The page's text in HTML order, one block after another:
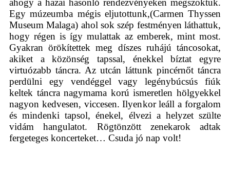
ahogy a hazai hasonló rendezvényeken megszoktuk.
Egy múzeumba mégis eljutottunk,(Carmen Thyssen
Museum Malaga) ahol sok szép festményen láthattuk,
hogy régen is így mulattak az emberek, mint most.
Gyakran örökítettek meg díszes ruhájú táncosokat,
akiket a közönség tapssal, énekkel bíztat egyre
virtuózabb táncra. Az utcán láttunk pincérnőt táncra
perdülni egy vendéggel vagy legénybúcsús fiúk
keltek táncra nagymama korú ismeretlen hölgyekkel
nagyon kedvesen, viccesen. Ilyenkor leáll a forgalom
és mindenki tapsol, énekel, élvezi a helyzet szülte
vidám hangulatot. Rögtönzött zenekarok adtak
fergeteges koncerteket… Csuda jó nap volt!